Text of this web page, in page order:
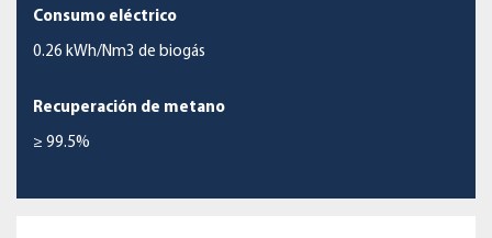
Consumo eléctrico
0.26 kWh/Nm3 de biogás
Recuperación de metano
≥ 99.5%